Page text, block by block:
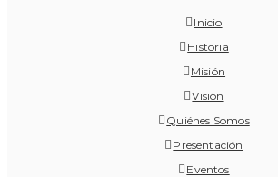
Inicio
Historia
Misión
Visión
Quiénes Somos
Presentación
Eventos